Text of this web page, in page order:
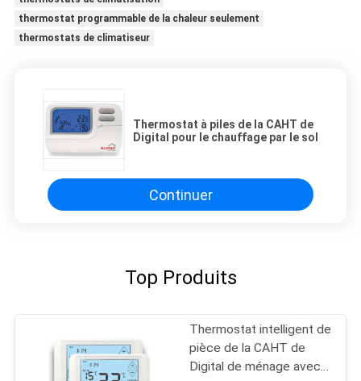
thermostat programmable de la chaleur seulement
thermostats de climatiseur
Thermostat à piles de la CAHT de
Digital pour le chauffage par le sol
Continuer
Top Produits
Thermostat intelligent de
pièce de la CAHT de
Digital de ménage avec